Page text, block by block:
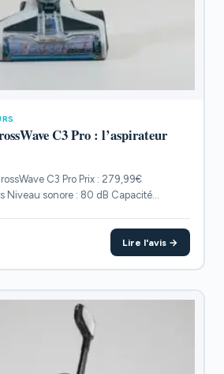
C3 Pro : l’aspirateur
C3 Pro Prix : 279,99€
Niveau sonore : 80 dB Capacité...
Lire l'avis →